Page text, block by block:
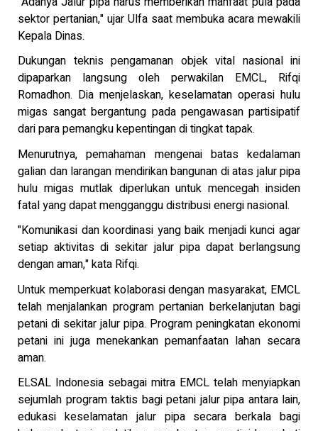
sektor pertanian," ujar Ulfa saat membuka acara mewakili
Kepala Dinas.
Dukungan teknis pengamanan objek vital nasional ini
dipaparkan langsung oleh perwakilan EMCL, Rifqi
Romadhon. Dia menjelaskan, keselamatan operasi hulu
migas sangat bergantung pada pengawasan partisipatif
dari para pemangku kepentingan di tingkat tapak.
Menurutnya, pemahaman mengenai batas kedalaman
galian dan larangan mendirikan bangunan di atas jalur pipa
hulu migas mutlak diperlukan untuk mencegah insiden
fatal yang dapat mengganggu distribusi energi nasional.
"Komunikasi dan koordinasi yang baik menjadi kunci agar
setiap aktivitas di sekitar jalur pipa dapat berlangsung
dengan aman," kata Rifqi.
Untuk memperkuat kolaborasi dengan masyarakat, EMCL
telah menjalankan program pertanian berkelanjutan bagi
petani di sekitar jalur pipa. Program peningkatan ekonomi
petani ini juga menekankan pemanfaatan lahan secara
aman.
ELSAL Indonesia sebagai mitra EMCL telah menyiapkan
sejumlah program taktis bagi petani jalur pipa antara lain,
edukasi keselamatan jalur pipa secara berkala bagi